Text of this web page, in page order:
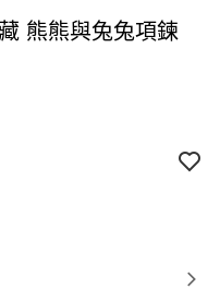
熊熊與兔兔項鍊